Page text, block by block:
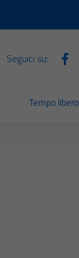
Seguici su:
Tempo libero